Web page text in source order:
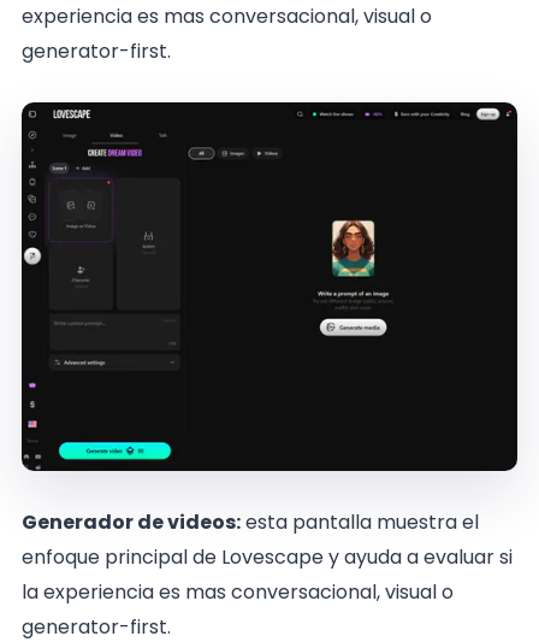
experiencia es mas conversacional, visual o
generator-first.
Generador de videos:esta pantalla muestra el
enfoque principal de Lovescape y ayuda a evaluar si
la experiencia es mas conversacional, visual o
generator-first.